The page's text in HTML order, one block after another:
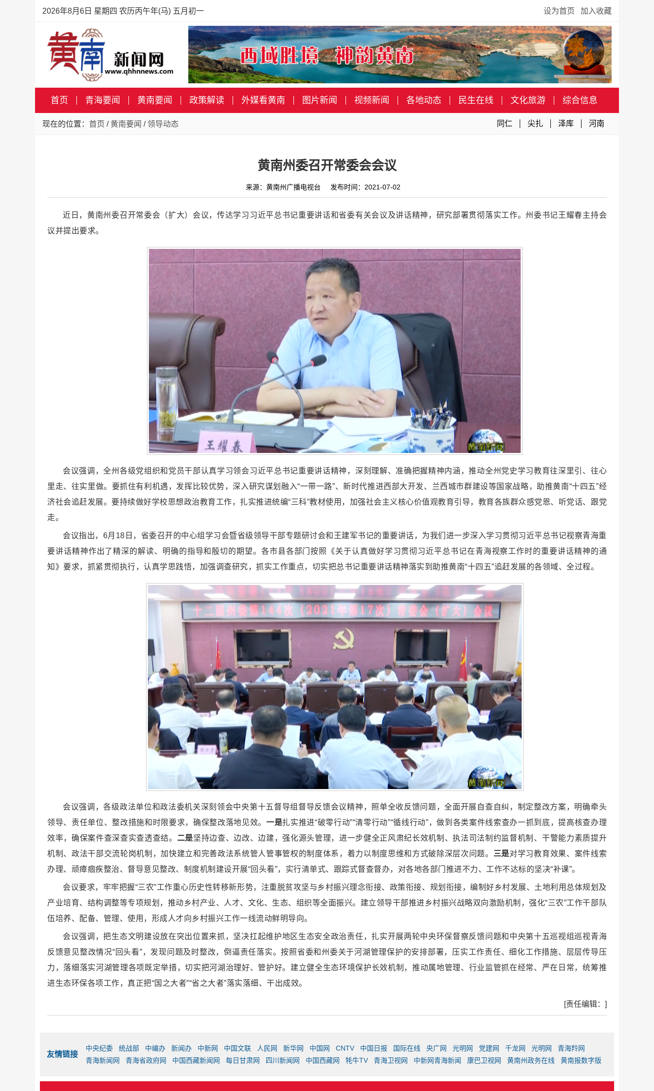
2026年8月6日 星期四 农历丙午年(马) 五月初一 设为首页 加入收藏
首页 青海要闻 黄南要闻 政策解读 外媒看黄南 图片新闻 视频新闻 各地动态 民生在线 文化旅游 综合信息
现在的位置： 首页 / 黄南要闻 /领导动态 同仁 尖扎 泽库 河南
黄南州委召开常委会会议
来源：黄南州广播电视台 发布时间：2021-07-02
近日，黄南州委召开常委会（扩大）会议，传达学习习近平总书记重要讲话和省委有关会议及讲话精神，研究部署贯彻落实工作。州委书记王耀春主持会
议并提出要求。
会议强调，全州各级党组织和党员干部认真学习领会习近平总书记重要讲话精神，深刻理解、准确把握精神内涵，推动全州党史学习教育往深里引、往心
里走、往实里做。要抓住有利机遇，发挥比较优势，深入研究谋划融入“一带一路”、新时代推进西部大开发、兰西城市群建设等国家战略，助推黄南“十四五”经
济社会追赶发展。要持续做好学校思想政治教育工作，扎实推进统编“三科”教材使用，加强社会主义核心价值观教育引导，教育各族群众感党恩、听党话、跟党
走。
会议指出，6月18日，省委召开的中心组学习会暨省级领导干部专题研讨会和王建军书记的重要讲话，为我们进一步深入学习贯彻习近平总书记视察青海重
要讲话精神作出了精深的解读、明确的指导和殷切的期望。各市县各部门按照《关于认真做好学习贯彻习近平总书记在青海视察工作时的重要讲话精神的通
知》要求，抓紧贯彻执行，认真学思践悟，加强调查研究，抓实工作重点，切实把总书记重要讲话精神落实到助推黄南“十四五”追赶发展的各领域、全过程。
会议强调，各级政法单位和政法委机关深刻领会中央第十五督导组督导反馈会议精神，照单全收反馈问题，全面开展自查自纠，制定整改方案，明确牵头
领导、责任单位、整改措施和时限要求，确保整改落地见效。 一是扎实推进“破零行动”“清零行动”“循线行动”，做到各类案件线索查办一抓到底，提高核查办理
效率，确保案件查深查实查透查结。 二是坚持边查、边改、边建，强化源头管理，进一步健全正风肃纪长效机制、执法司法制约监督机制、干警能力素质提升
机制、政法干部交流轮岗机制，加快建立和完善政法系统管人管事管权的制度体系，着力以制度思维和方式破除深层次问题。 三是对学习教育效果、案件线索
办理、顽瘴痼疾整治、督导意见整改、制度机制建设开展“回头看”，实行清单式、跟踪式督查督办，对各地各部门推进不力、工作不达标的坚决“补课”。
会议要求，牢牢把握“三农”工作重心历史性转移新形势，注重脱贫攻坚与乡村振兴理念衔接、政策衔接、规划衔接，编制好乡村发展、土地利用总体规划及
产业培育、结构调整等专项规划，推动乡村产业、人才、文化、生态、组织等全面振兴。建立领导干部推进乡村振兴战略双向激励机制，强化“三农”工作干部队
伍培养、配备、管理、使用，形成人才向乡村振兴工作一线流动鲜明导向。
会议强调，把生态文明建设放在突出位置来抓，坚决扛起维护地区生态安全政治责任，扎实开展两轮中央环保督察反馈问题和中央第十五巡视组巡视青海
反馈意见整改情况“回头看”，发现问题及时整改，倒逼责任落实。按照省委和州委关于河湖管理保护的安排部署，压实工作责任、细化工作措施、层层传导压
力，落细落实河湖管理各项既定举措，切实把河湖治理好、管护好。建立健全生态环境保护长效机制，推动属地管理、行业监管抓在经常、严在日常，统筹推
进生态环保各项工作，真正把“国之大者”“省之大者”落实落细、干出成效。
[责任编辑：]
友情链接
中央纪委 统战部 中编办 新闻办 中新网 中国文联 人民网 新华网 中国网 CNTV 中国日报 国际在线 央广网 光明网 党建网 千龙网 光明网
青海羚网
青海新闻网
青海省政府网 中国西藏新闻网 每日甘肃网 四川新闻网 中国西藏网 牦牛TV 青海卫视网 中新网青海新闻 康巴卫视网 黄南州政务在线 黄南报数字版